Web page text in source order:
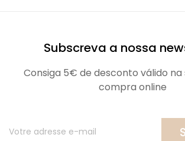
Subscreva a nossa
Consiga 5€ de desconto válido na
compra online